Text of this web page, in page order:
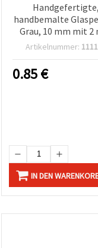
Handgefertigte,
handbemalte
Grau, 10 mm mit 2
Loch – 5 Stück
Artikelnummer:
0.85€
IN DEN